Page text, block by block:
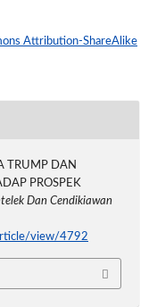
Attribution-ShareAlike
TRUMP DAN
PROSPEK
Dan Cendikiawan
view/4792